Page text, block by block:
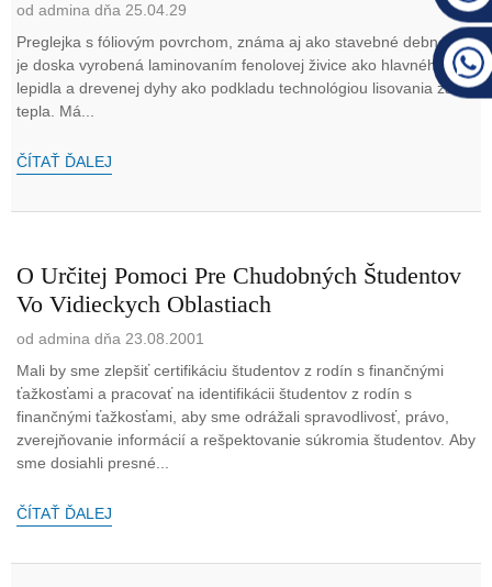
od admina dňa 25.04.29
Preglejka s fóliovým povrchom, známa aj ako stavebné debnenie,
je doska vyrobená laminovaním fenolovej živice ako hlavného
lepidla a drevenej dyhy ako podkladu technológiou lisovania za
tepla. Má...
ČÍTAŤ ĎALEJ
O Určitej Pomoci Pre Chudobných Študentov
Vo Vidieckych Oblastiach
od admina dňa 23.08.2001
Mali by sme zlepšiť certifikáciu študentov z rodín s finančnými
ťažkosťami a pracovať na identifikácii študentov z rodín s
finančnými ťažkosťami, aby sme odrážali spravodlivosť, právo,
zverejňovanie informácií a rešpektovanie súkromia študentov. Aby
sme dosiahli presné...
ČÍTAŤ ĎALEJ